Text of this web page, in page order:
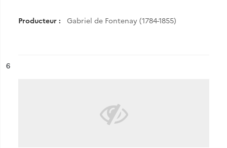
Producteur : Gabriel de Fontenay (1784-1855)
n°
6